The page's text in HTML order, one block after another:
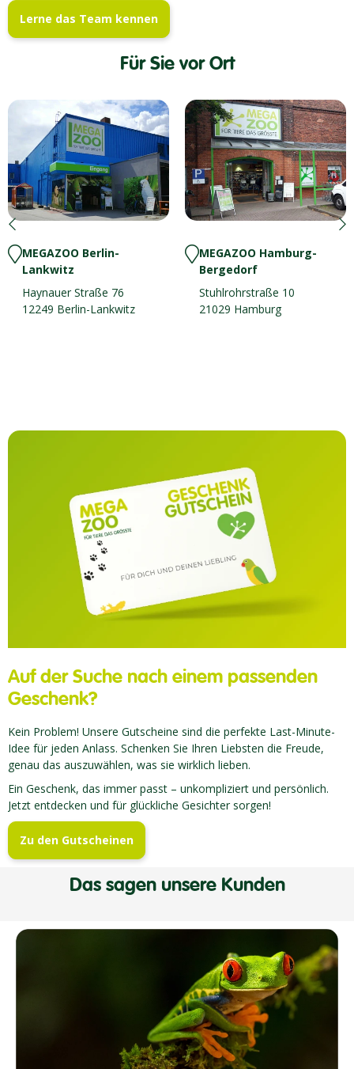
Lerne das Team kennen
Für Sie vor Ort
MEGAZOO Berlin-
Lankwitz
Haynauer Straße 76
12249 Berlin-Lankwitz
MEGAZOO Hamburg-
Bergedorf
Stuhlrohrstraße 10
21029 Hamburg
Auf der Suche nach einem passenden
Geschenk?
Kein Problem! Unsere Gutscheine sind die perfekte Last-Minute-
Idee für jeden Anlass. Schenken Sie Ihren Liebsten die Freude,
genau das auszuwählen, was sie wirklich lieben.
Ein Geschenk, das immer passt – unkompliziert und persönlich.
Jetzt entdecken und für glückliche Gesichter sorgen!
Zu den Gutscheinen
Das sagen unsere Kunden